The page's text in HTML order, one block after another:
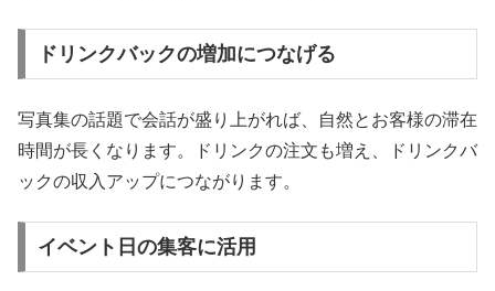
ドリンクバックの増加につなげる
写真集の話題で会話が盛り上がれば、自然とお客様の滞在
時間が長くなります。ドリンクの注文も増え、ドリンクバ
ックの収入アップにつながります。
イベント日の集客に活用